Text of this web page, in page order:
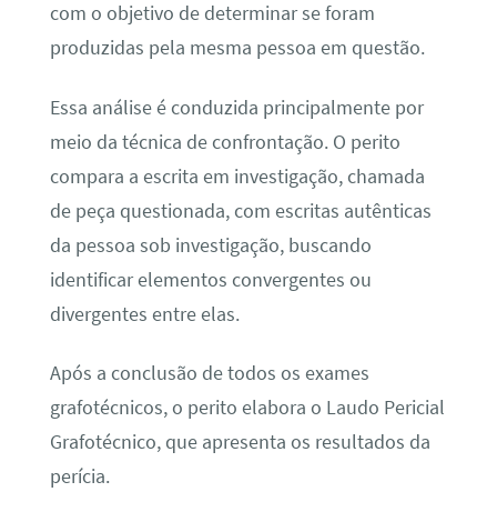
com o objetivo de determinar se foram
produzidas pela mesma pessoa em questão.
Essa análise é conduzida principalmente por
meio da técnica de confrontação. O perito
compara a escrita em investigação, chamada
de peça questionada, com escritas autênticas
da pessoa sob investigação, buscando
identificar elementos convergentes ou
divergentes entre elas.
Após a conclusão de todos os exames
grafotécnicos, o perito elabora o Laudo Pericial
Grafotécnico, que apresenta os resultados da
perícia.